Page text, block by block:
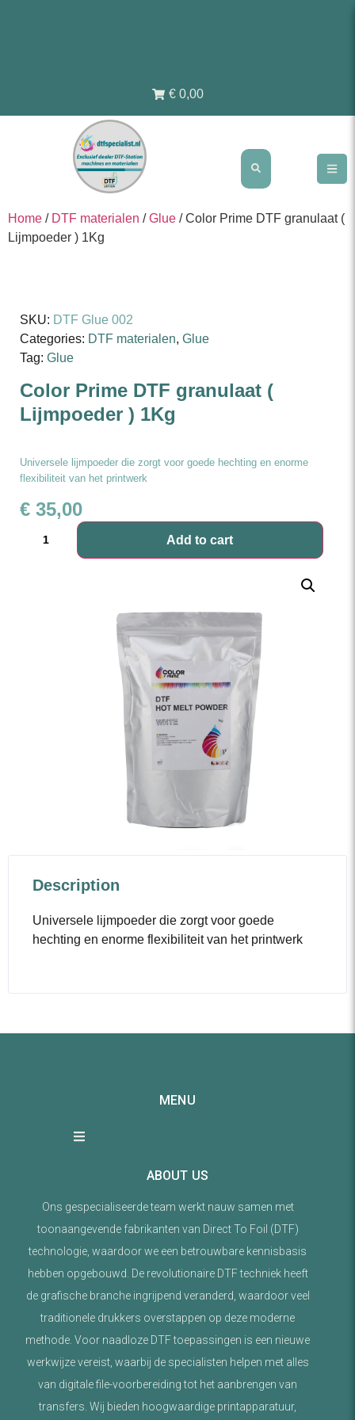
€ 0,00
Home / DTF materialen /Glue / Color Prime DTF granulaat (
Lijmpoeder ) 1Kg
SKU: DTF Glue 002
Categories: DTF materialen, Glue
Tag: Glue
Color Prime DTF granulaat (
Lijmpoeder ) 1Kg
Universele lijmpoeder die zorgt voor goede hechting en enorme
flexibiliteit van het printwerk
€ 35,00
Add to cart
Description
Universele lijmpoeder die zorgt voor goede
hechting en enorme flexibiliteit van het printwerk
MENU
ABOUT US
Ons gespecialiseerde team werkt nauw samen met
toonaangevende fabrikanten van Direct To Foil (DTF)
technologie, waardoor we een betrouwbare kennisbasis
hebben opgebouwd. De revolutionaire DTF techniek heeft
de grafische branche ingrijpend veranderd, waardoor veel
traditionele drukkers overstappen op deze moderne
methode. Voor naadloze DTF toepassingen is een nieuwe
werkwijze vereist, waarbij de specialisten helpen met alles
van digitale file-voorbereiding tot het aanbrengen van
transfers. Wij bieden hoogwaardige printapparatuur,